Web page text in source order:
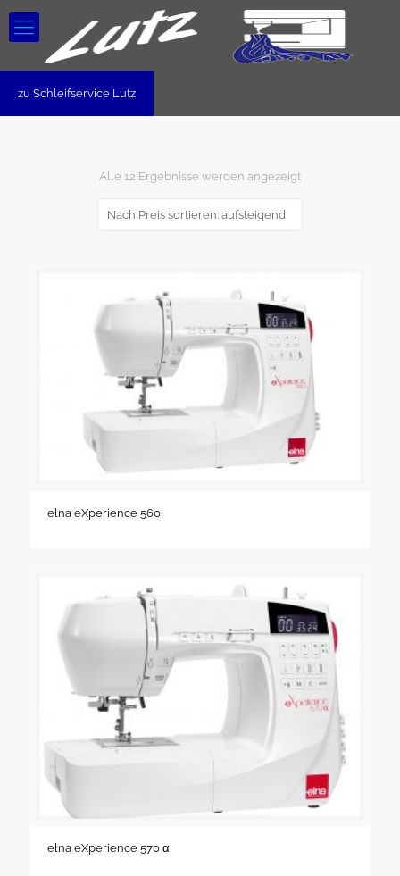
zu Schleifservice Lutz
Alle 12 Ergebnisse werden angezeigtNach
elna eXperience 560
elna eXperience 570 α